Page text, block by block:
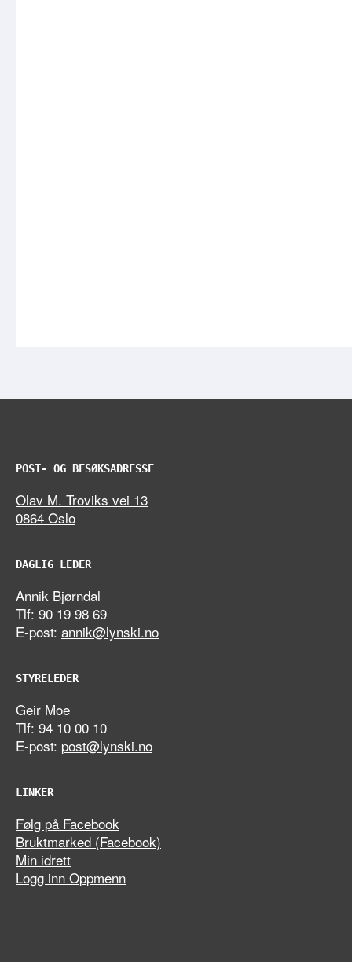
POST- OG BESØKSADRESSE
Olav M. Troviks vei 13
0864 Oslo
DAGLIG LEDER
Annik Bjørndal
Tlf: 90 19 98 69
E-post: annik@lynski.no
STYRELEDER
Geir Moe
Tlf: 94 10 00 10
E-post: post@lynski.no
LINKER
Følg på Facebook
Bruktmarked (Facebook)
Min idrett
Logg inn Oppmenn